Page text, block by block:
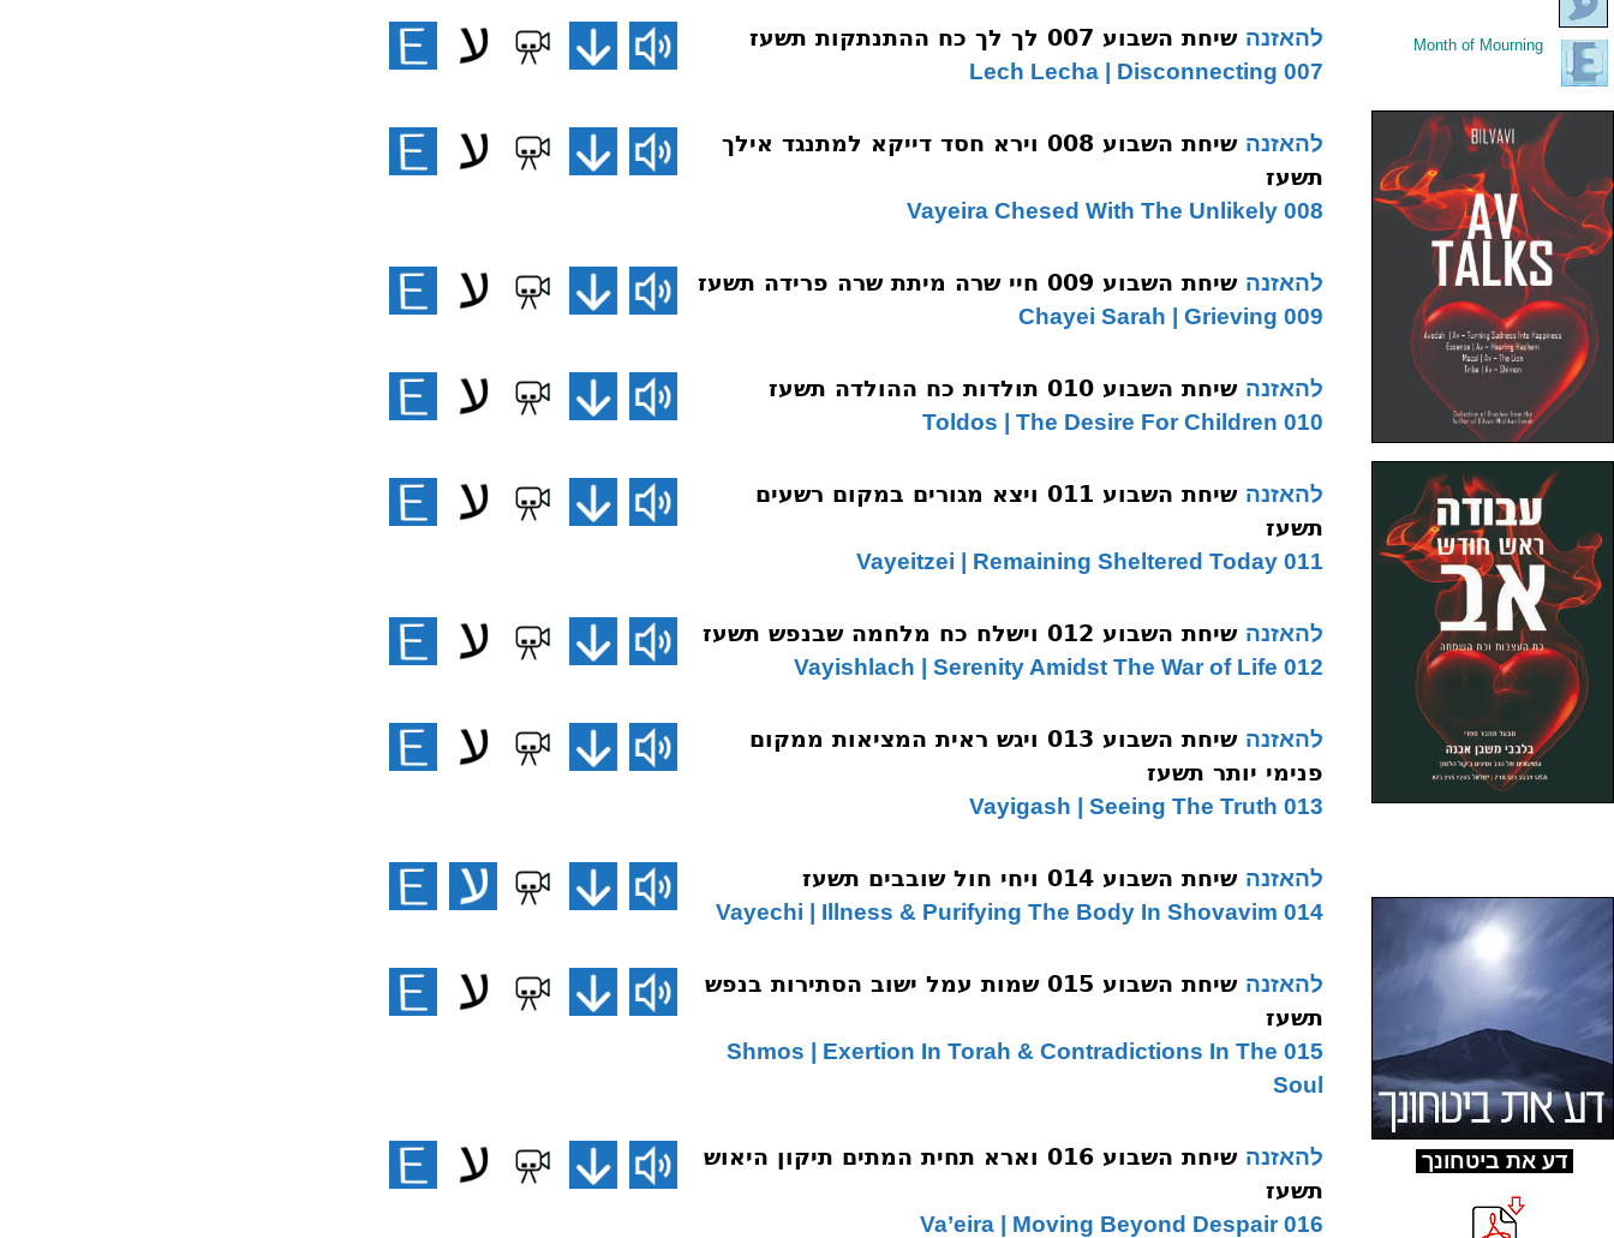
להאזנה שיחת השבוע 007 לך לך כח ההתנתקות תשעז
007 Lech Lecha | Disconnecting
להאזנה
שיחת השבוע 008 וירא חסד דייקא למתנגד אילך
תשעז
008 Vayeira Chesed With The Unlikely
להאזנה שיחת השבוע 009 חיי שרה מיתת שרה פרידה תשעז
009 Chayei Sarah | Grieving
להאזנה שיחת השבוע 010 תולדות כח ההולדה תשעז
010 Toldos | The Desire For Children
להאזנה
שיחת השבוע 011 ויצא מגורים במקום רשעים
תשעז
011 Vayeitzei | Remaining Sheltered Today
להאזנה שיחת השבוע 012 וישלח כח מלחמה שבנפש תשעז
012 Vayishlach | Serenity Amidst The War of Life
להאזנה
שיחת השבוע 013 ויגש ראית המציאות ממקום
פנימי יותר תשעז
013 Vayigash | Seeing The Truth
להאזנה שיחת השבוע 014 ויחי חול שובבים תשעז
014 Vayechi | Illness & Purifying The Body In Shovavim
להאזנה
שיחת השבוע 015 שמות עמל ישוב הסתירות בנפש
תשעז
015 Shmos | Exertion In Torah & Contradictions In The
Soul
להאזנה
שיחת השבוע 016 וארא תחית המתים תיקון היאוש
תשעז
016 Va’eira | Moving Beyond Despair
Month of Mourning
דע את ביטחונך